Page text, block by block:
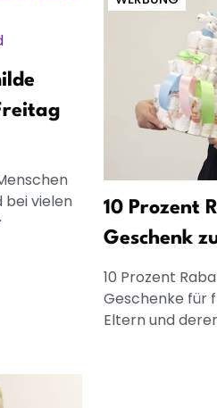
bei vielen
10 Prozent
Geschenk
10 Prozent
Geschenke für
Eltern und